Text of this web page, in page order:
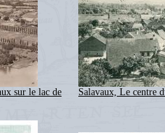
sur le lac de
Salavaux, Le centre